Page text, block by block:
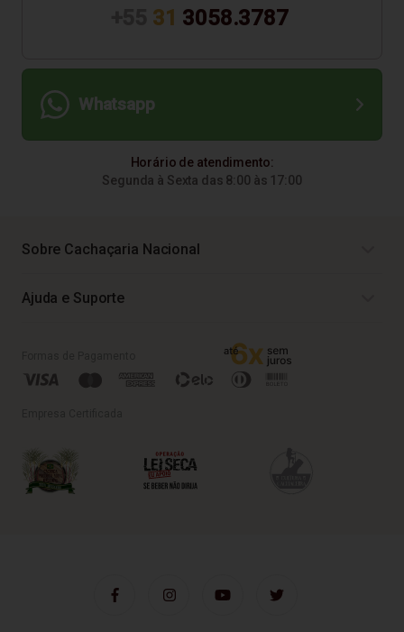
31 3058.3787
Whatsapp
Horário de atendimento:
Segunda à Sexta das 8:00 às 17:00
Sobre Cachaçaria Nacional
Ajuda e Suporte